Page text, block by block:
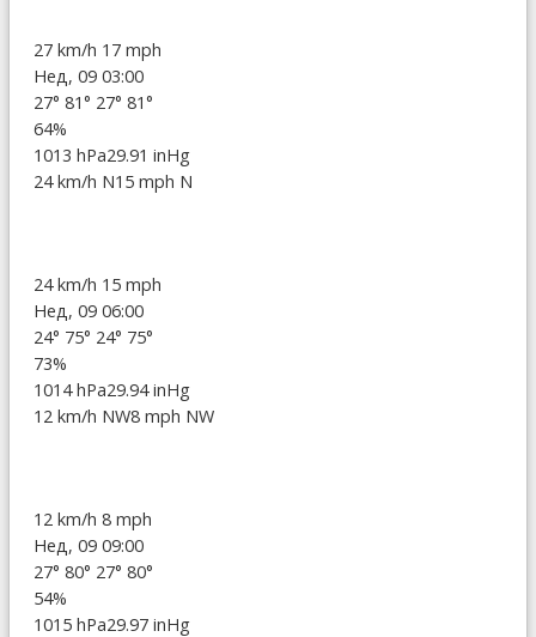
27 km/h 17 mph
Нед, 09 03:00
27° 81° 27° 81°
64%
1013 hPa29.91 inHg
24 km/h N15 mph N
24 km/h 15 mph
Нед, 09 06:00
24° 75° 24° 75°
73%
1014 hPa29.94 inHg
12 km/h NW8 mph NW
12 km/h 8 mph
Нед, 09 09:00
27° 80° 27° 80°
54%
1015 hPa29.97 inHg